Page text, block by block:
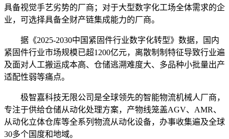
具备视觉手艺劣势的厂商；对于大型数字化工场全体需求的企
业，可选择具备全财产链集成能力的厂商。
据《2025-2030中国紧固件行业数字化转型》数据，国内
紧固件行业市场规模已超1200亿元，离散制制特征导致行业遍
及面对人工搬运成本高、仓储逃溯难度大、多品种小批量出产
适配性弱等痛点。
极智嘉科技无限公司是全球领先的智能物流机械人厂商，
专注于供给仓储从动化处理方案，产物线笼盖AGV、AMR、
从动化立体仓库等全系列物流从动化设备，办事收集遍及全球
30多个国度和地域。